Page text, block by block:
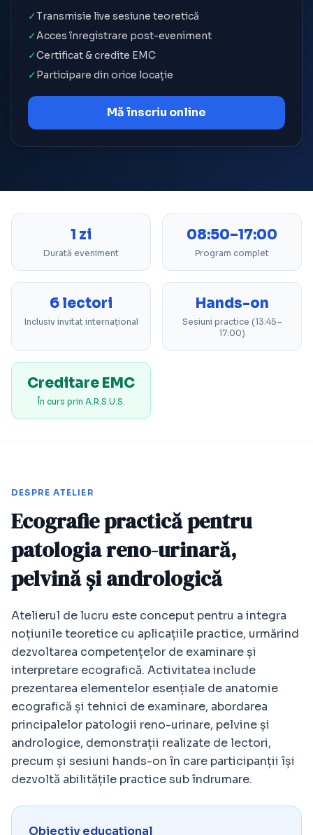
✓Transmisie live sesiune teoretică
✓Acces înregistrare post-eveniment
✓Certificat & credite EMC
✓Participare din orice locație
Mă înscriu online
1 zi
Durată eveniment
08:50–17:00
Program complet
6 lectori
Inclusiv invitat internațional
Hands-on
Sesiuni practice (13:45–
17:00)
Creditare EMC
În curs prin A.R.S.U.S.
DESPRE ATELIER
Ecografie practică pentru
patologia reno-urinară,
pelvină și andrologică
Atelierul de lucru este conceput pentru a integra
noțiunile teoretice cu aplicațiile practice, urmărind
dezvoltarea competențelor de examinare și
interpretare ecografică. Activitatea include
prezentarea elementelor esențiale de anatomie
ecografică și tehnici de examinare, abordarea
principalelor patologii reno-urinare, pelvine și
andrologice, demonstrații realizate de lectori,
precum și sesiuni hands-on în care participanții își
dezvoltă abilitățile practice sub îndrumare.
Obiectiv educațional